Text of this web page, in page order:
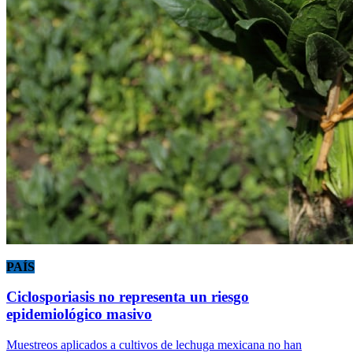
PAÍS
Ciclosporiasis no representa un riesgo
epidemiológico masivo
Muestreos aplicados a cultivos de lechuga mexicana no han